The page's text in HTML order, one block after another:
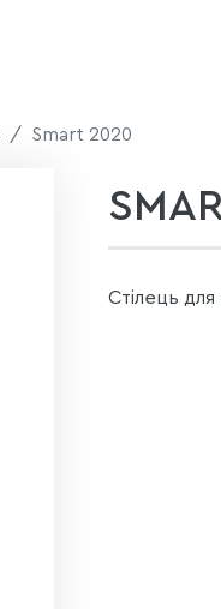
Smart 2020
Стілець для